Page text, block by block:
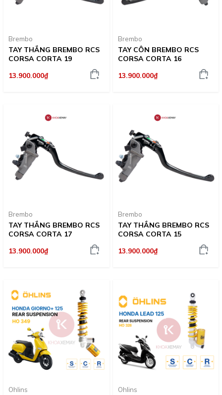
Brembo
TAY THẮNG BREMBO RCS
CORSA CORTA 19
13.900.000₫
Brembo
TAY CÔN BREMBO RCS
CORSA CORTA 16
13.900.000₫
Brembo
TAY THẮNG BREMBO RCS
CORSA CORTA 17
13.900.000₫
Brembo
TAY THẮNG BREMBO RCS
CORSA CORTA 15
13.900.000₫
Ohlins Ohlins